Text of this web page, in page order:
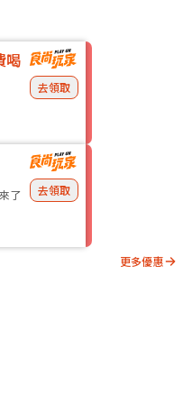
喝
去領取
了
去領取
更多優惠